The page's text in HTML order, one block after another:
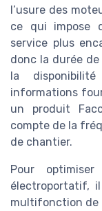
l’usure des
ce qui impose
service plus
donc la durée
la
informations
un produit
compte de la
de chantier.
Pour
électroportatif,
multifonction de